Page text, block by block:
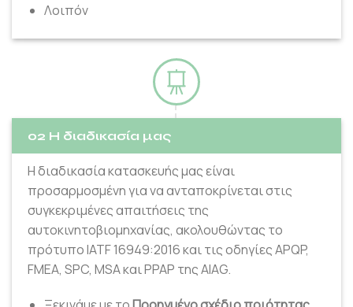
Λοιπόν
02 Η διαδικασία μας
Η διαδικασία κατασκευής μας είναι
προσαρμοσμένη για να ανταποκρίνεται στις
συγκεκριμένες απαιτήσεις της
αυτοκινητοβιομηχανίας, ακολουθώντας το
πρότυπο IATF 16949:2016 και τις οδηγίες APQP,
FMEA, SPC, MSA και PPAP της AIAG.